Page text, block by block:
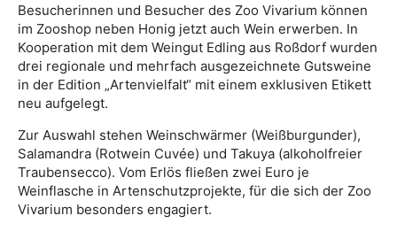
Besucherinnen und Besucher des Zoo Vivarium können
im Zooshop neben Honig jetzt auch Wein erwerben. In
Kooperation mit dem Weingut Edling aus Roßdorf wurden
drei regionale und mehrfach ausgezeichnete Gutsweine
in der Edition „Artenvielfalt“ mit einem exklusiven Etikett
neu aufgelegt.
Zur Auswahl stehen Weinschwärmer (Weißburgunder),
Salamandra (Rotwein Cuvée) und Takuya (alkoholfreier
Traubensecco). Vom Erlös fließen zwei Euro je
Weinflasche in Artenschutzprojekte, für die sich der Zoo
Vivarium besonders engagiert.